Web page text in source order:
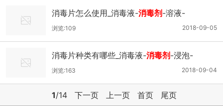
消毒片怎么使用_消毒液-消毒剂 -溶液-
2018-09-05
浏览:109
消毒片种类有哪些_消毒液-消毒剂 -浸泡-
2018-09-04
浏览:163
1/14 下一页 上一页 首页 尾页